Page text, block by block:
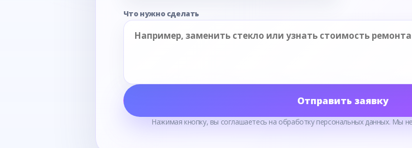
Что нужно сделать
Отправить заявку
Нажимая кнопку, вы соглашаетесь на обработку персональных данных. Мы